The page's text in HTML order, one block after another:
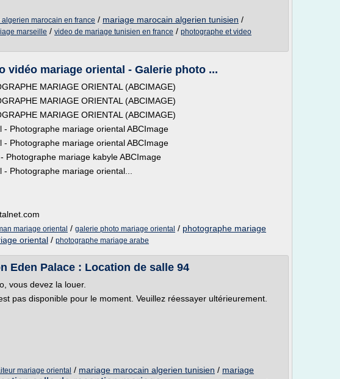
marocain en france / mariage marocain algerien tunisien /
marseille / video de mariage tunisien en france / photographe et video
vidéo mariage oriental - Galerie photo ...
MARIAGE ORIENTAL (ABCIMAGE)
MARIAGE ORIENTAL (ABCIMAGE)
MARIAGE ORIENTAL (ABCIMAGE)
- Photographe mariage oriental ABCImage
- Photographe mariage oriental ABCImage
Photographe mariage kabyle ABCImage
Photographe mariage oriental...
mariage oriental / galerie photo mariage oriental / photographe mariage
oriental / photographe mariage arabe
Eden Palace : Location de salle 94
vous devez la louer.
pas disponible pour le moment. Veuillez réessayer ultérieurement.
mariage oriental / mariage marocain algerien tunisien / mariage